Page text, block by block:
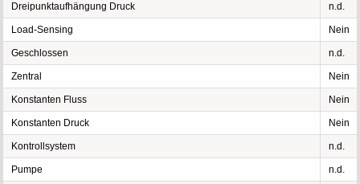
Dreipunktaufhängung Druck n.d.
Load-Sensing Nein
Geschlossen n.d.
Zentral Nein
Konstanten Fluss Nein
Konstanten Druck Nein
Kontrollsystem n.d.
Pumpe n.d.